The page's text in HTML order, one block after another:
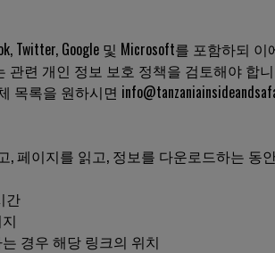
Twitter, Google 및 Microsoft를 포함하
관련 개인 정보 보호 정책을 검토해야
록을 원하시면
페이지를 읽고, 정보를 다운로드하는
간
경우 해당 링크의 위치